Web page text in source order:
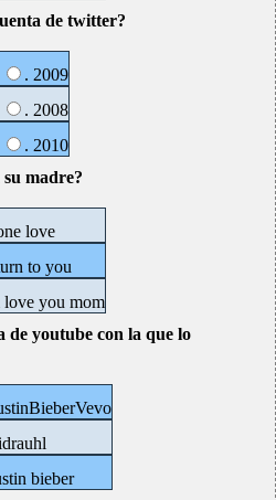
de twitter?
. 2009
. 2008
. 2010
su madre?
love
to you
love you mom
de youtube con la que lo
bieber